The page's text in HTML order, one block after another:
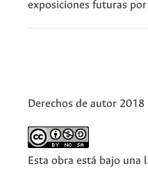
exposiciones futuras por
Derechos de autor
Esta obra está bajo una